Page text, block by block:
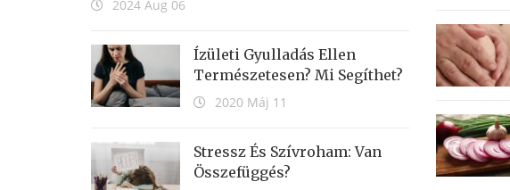
2024 Aug 06
Ízületi Gyulladás Ellen
Természetesen? Mi Segíthet?
2020 Máj 11
Stressz És Szívroham: Van
Összefüggés?